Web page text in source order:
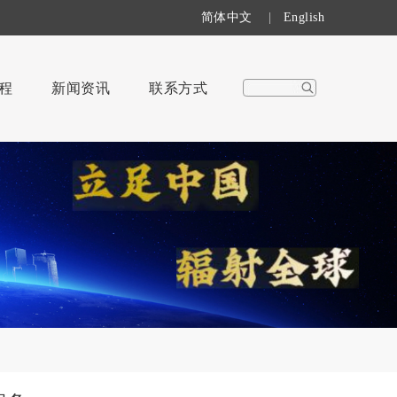
简体中文 English
新闻资讯 联系方式